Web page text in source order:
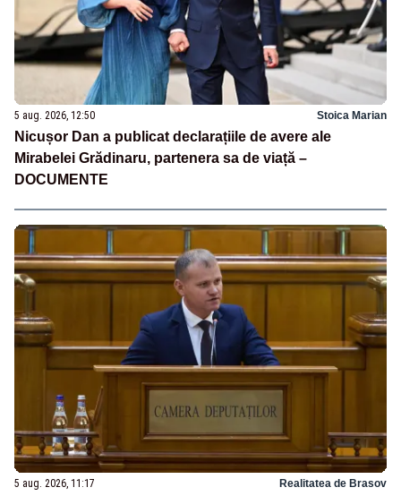
5 aug. 2026, 12:50 Stoica Marian
Nicușor Dan a publicat declarațiile de avere ale
Mirabelei Grădinaru, partenera sa de viață –
DOCUMENTE
5 aug. 2026, 11:17 Realitatea de Brasov